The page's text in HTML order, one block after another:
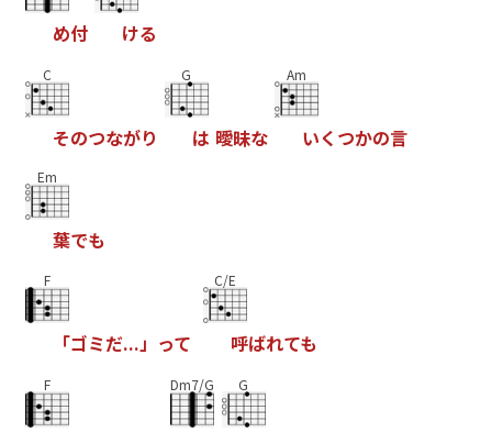
め付 ける
C
そのつながり
G
は 曖昧な
Am
いく つかの言
Em
葉でも
F
「ゴミだ...」 って
C/E
呼ばれても
F Dm7/G G